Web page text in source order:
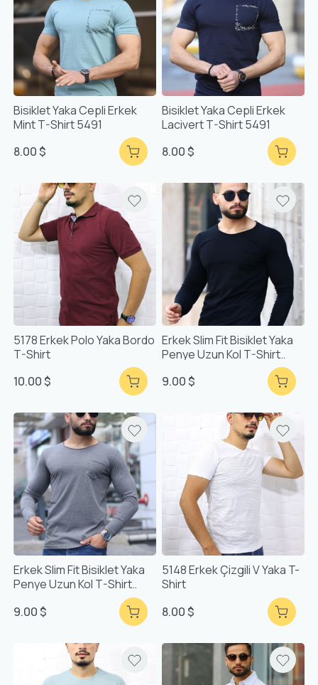
Bisiklet Yaka Cepli Erkek
Mint T-Shirt 5491
8.00 $
Bisiklet Yaka Cepli Erkek
Lacivert T-Shirt 5491
8.00 $
5178 Erkek Polo Yaka Bordo
T-Shirt
10.00 $
Erkek Slim Fit Bisiklet Yaka
Penye Uzun Kol T-Shirt
9.00 $
Erkek Slim Fit Bisiklet Yaka
Penye Uzun Kol T-Shirt
9.00 $
5148 Erkek Çizgili V Yaka T-
Shirt
8.00 $